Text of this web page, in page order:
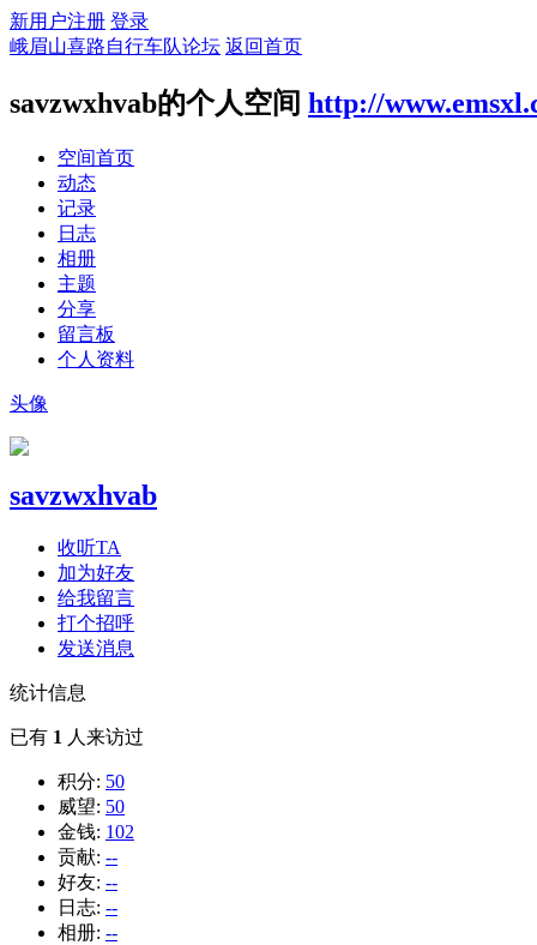
新用户注册 登录
峨眉山喜路自行车队论坛 返回首页
savzwxhvab的个人空间 http://
空间首页
动态
记录
日志
相册
主题
分享
留言板
个人资料
头像
savzwxhvab
收听TA
加为好友
给我留言
打个招呼
发送消息
统计信息
已有 1 人来访过
积分: 50
威望: 50
金钱: 102
贡献: --
好友: --
日志: --
相册: --